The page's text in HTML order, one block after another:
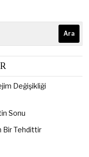
Ara
Değişikliği
Sonu
Bir Tehdittir